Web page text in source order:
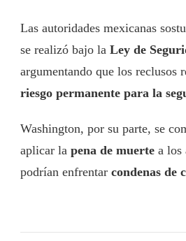
Las autoridades mexicanas
se realizó bajo la Ley de
argumentando que los reclusos
riesgo permanente para la
Washington, por su parte, se
aplicar la pena de muerte a los
podrían enfrentar condenas de